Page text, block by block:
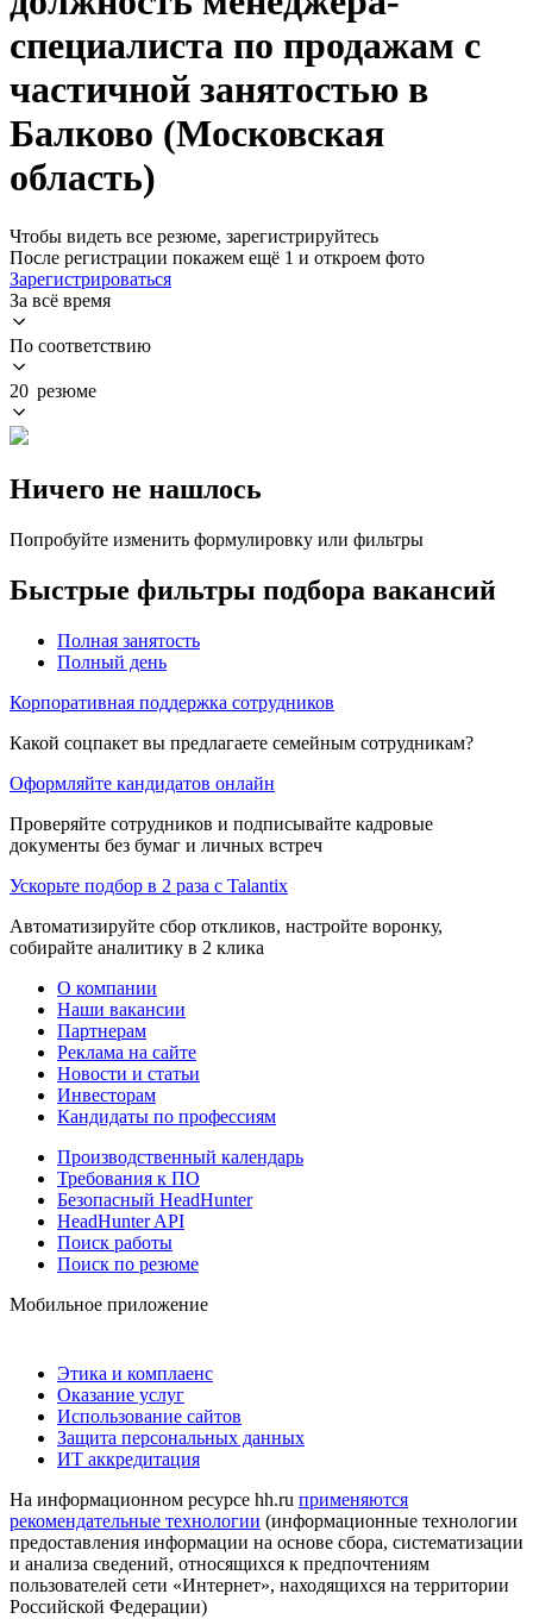
специалиста по продажам с
частичной занятостью в
Балково (Московская
область)
Чтобы видеть все резюме, зарегистрируйтесь
После регистрации покажем ещё 1 и откроем фото
Зарегистрироваться
За всё время
По соответствию
20 резюме
Ничего не нашлось
Попробуйте изменить формулировку или фильтры
Быстрые фильтры подбора вакансий
Полная занятость
Полный день
Корпоративная поддержка сотрудников
Какой соцпакет вы предлагаете семейным сотрудникам?
Оформляйте кандидатов онлайн
Проверяйте сотрудников и подписывайте кадровые
документы без бумаг и личных встреч
Ускорьте подбор в 2 раза с Talantix
Автоматизируйте сбор откликов, настройте воронку,
собирайте аналитику в 2 клика
О компании
Наши вакансии
Партнерам
Реклама на сайте
Новости и статьи
Инвесторам
Кандидаты по профессиям
Производственный календарь
Требования к ПО
Безопасный HeadHunter
HeadHunter API
Поиск работы
Поиск по резюме
Мобильное приложение
Этика и комплаенс
Оказание услуг
Использование сайтов
Защита персональных данных
ИТ аккредитация
На информационном ресурсе hh.ru применяются
рекомендательные технологии (информационные технологии
предоставления информации на основе сбора, систематизации
и анализа сведений, относящихся к предпочтениям
пользователей сети «Интернет», находящихся на территории
Российской Федерации)